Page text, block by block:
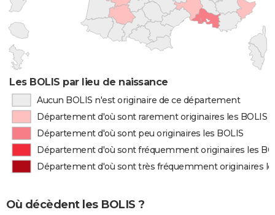
Les BOLIS par lieu de naissance
Aucun BOLIS n'est originaire de ce département
Département d'où sont rarement originaires les BOLIS
Département d'où sont peu originaires les BOLIS
Département d'où sont fréquemment originaires les
Département d'où sont très fréquemment originaires
Où décèdent les BOLIS ?